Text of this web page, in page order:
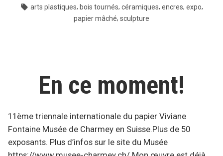
parcours
d’artistes
Drogenbos
dans
Étiquettes :
arts plastiques, bois tournés, céramiques, encres, expo,
papier mâché, sculpture
En ce moment!
11ème triennale internationale du papier Viviane
Fontaine Musée de Charmey en Suisse.Plus de 50
exposants. Plus d’infos sur le site du Musée